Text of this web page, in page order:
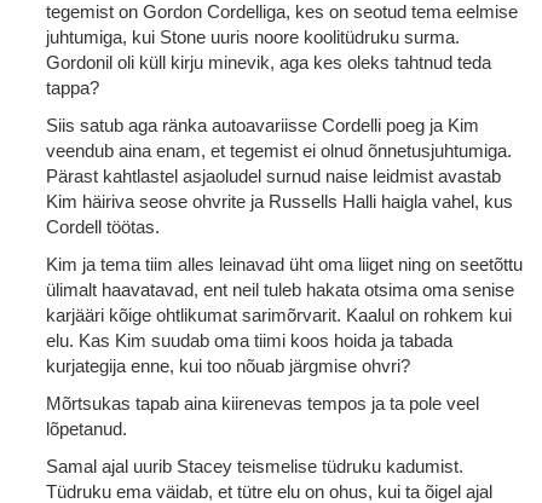
tegemist on Gordon Cordelliga, kes on seotud tema eelmise
juhtumiga, kui Stone uuris noore koolitüdruku surma.
Gordonil oli küll kirju minevik, aga kes oleks tahtnud teda
tappa?
Siis satub aga ränka autoavariisse Cordelli poeg ja Kim
veendub aina enam, et tegemist ei olnud õnnetusjuhtumiga.
Pärast kahtlastel asjaoludel surnud naise leidmist avastab
Kim häiriva seose ohvrite ja Russells Halli haigla vahel, kus
Cordell töötas.
Kim ja tema tiim alles leinavad üht oma liiget ning on seetõttu
ülimalt haavatavad, ent neil tuleb hakata otsima oma senise
karjääri kõige ohtlikumat sarimõrvarit. Kaalul on rohkem kui
elu. Kas Kim suudab oma tiimi koos hoida ja tabada
kurjategija enne, kui too nõuab järgmise ohvri?
Mõrtsukas tapab aina kiirenevas tempos ja ta pole veel
lõpetanud.
Samal ajal uurib Stacey teismelise tüdruku kadumist.
Tüdruku ema väidab, et tütre elu on ohus, kui ta õigel ajal